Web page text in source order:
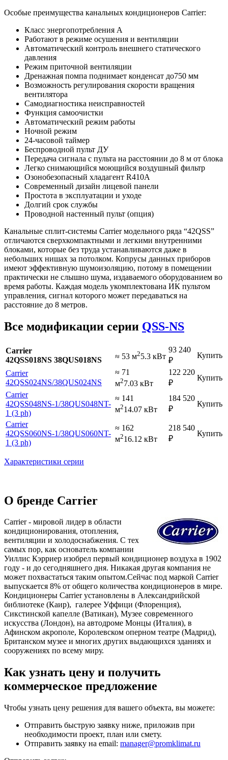
Особые преимущества канальных кондиционеров Carrier:
Класс энергопотребления А
Работают в режиме осушения и вентиляции
Автоматический контроль внешнего статического
давления
Режим приточной вентиляции
Дренажная помпа поднимает конденсат до750 мм
Возможность регулирования скорости вращения
вентилятора
Самодиагностика неисправностей
Функция самоочистки
Автоматический режим работы
Ночной режим
24-часовой таймер
Беспроводной пульт ДУ
Передача сигнала с пульта на расстоянии до 8 м от блока
Легко снимающийся моющийся воздушный фильтр
Озонобезопасный хладагент R410A
Современный дизайн лицевой панели
Простота в эксплуатации и уходе
Долгий срок службы
Проводной настенный пульт (опция)
Канальные сплит-системы Carrier модельного ряда “42QSS”
отличаются сверхкомпактными и легкими внутренними
блоками, которые без труда устанавливаются даже в
небольших нишах за потолком. Копрусы данных приборов
имеют эффективную шумоизоляцию, потому в помещении
практически не слышно шума, издаваемого оборудованием во
время работы. Каждая модель укомплектована ИК пультом
управления, сигнал которого может передаваться на
расстояние до 8 метров.
Все модификации серии QSS-NS
Carrier
42QSS018NS 38QUS018NS
≈ 53 м25.3 кВт
93 240
₽
Купить
Carrier
42QSS024NS/38QUS024NS
≈ 71
м27.03 кВт
122 220
₽
Купить
Carrier
42QSS048NS-1/38QUS048NT-
1 (3 ph)
≈ 141
м214.07 кВт
184 520
₽
Купить
Carrier
42QSS060NS-1/38QUS060NT-
1 (3 ph)
≈ 162
м216.12 кВт
218 540
₽
Купить
Характеристики серии
О бренде Carrier
Carrier - мировой лидер в области
кондиционирования, отопления,
вентиляции и холодоснабжения. С тех
самых пор, как основатель компании
Уиллис Кэрриер изобрел первый кондиционер воздуха в 1902
году - и до сегодняшнего дня. Никакая другая компания не
может похвастаться таким опытом.Сейчас под маркой Carrier
выпускается 8% от общего количества кондиционеров в мире.
Кондиционеры Carrier установлены в Александрийской
библиотеке (Каир), галерее Уффици (Флоренция),
Сикстинской капелле (Ватикан), Музее современного
искусства (Лондон), на автодроме Монцы (Италия), в
Афинском акрополе, Королевском оперном театре (Мадрид),
Британском музее и многих других выдающихся зданиях и
сооружениях по всему миру.
Как узнать цену и получить
коммерческое предложение
Чтобы узнать цену решения для вашего объекта, вы можете:
Отправить быструю заявку ниже, приложив при
необходимости проект, план или смету.
Отправить заявку на email: manager@promklimat.ru